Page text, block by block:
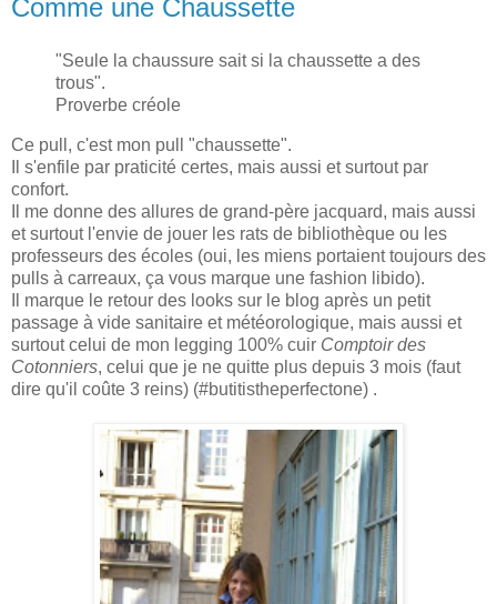
Comme une Chaussette
"Seule la chaussure sait si la chaussette a des
trous".
Proverbe créole
Ce pull, c'est mon pull "chaussette".
Il s'enfile par praticité certes, mais aussi et surtout par
confort.
Il me donne des allures de grand-père jacquard, mais aussi
et surtout l'envie de jouer les rats de bibliothèque ou les
professeurs des écoles (oui, les miens portaient toujours des
pulls à carreaux, ça vous marque une fashion libido).
Il marque le retour des looks sur le blog après un petit
passage à vide sanitaire et météorologique, mais aussi et
surtout celui de mon legging 100% cuir Comptoir des
Cotonniers, celui que je ne quitte plus depuis 3 mois (faut
dire qu'il coûte 3 reins) (#butitistheperfectone) .